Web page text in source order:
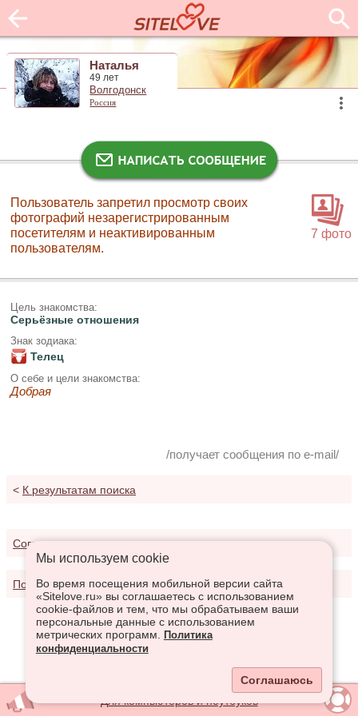
Наталья
49 лет
Волгодонск
Россия
7 фото
Пользователь запретил просмотр своих
фотографий незарегистрированным
посетителям и неактивированным
пользователям.
Цель знакомства:
Серьёзные отношения
Знак зодиака:
Телец
О себе и цели знакомства:
Добрая
/получает сообщения по e-mail/
< К результатам поиска
Соглашение о предоставлении услуг
Политика конфиденциальности
Мы используем сookie
Во время посещения мобильной версии сайта
«Sitelove.ru» вы соглашаетесь с использованием
cookie-файлов и тем, что мы обрабатываем ваши
персональные данные с использованием
метрических программ.
Политика
конфиденциальности
Соглашаюсь
Для компьютеров и ноутбуков